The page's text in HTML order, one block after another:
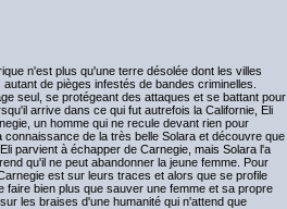
n'est plus qu'une terre désolée dont les villes
de pièges infestés de bandes criminelles.
seul, se protégeant des attaques et se battant pour
arrive dans ce qui fut autrefois la Californie, Eli
un homme qui ne recule devant rien pour
de la très belle Solara et découvre que
parvient à échapper de Carnegie, mais Solara l'a
qu'il ne peut abandonner la jeune femme. Pour
est sur leurs traces et alors que se profile
faire bien plus que sauver une femme et sa propre
les braises d'une humanité qui n'attend que